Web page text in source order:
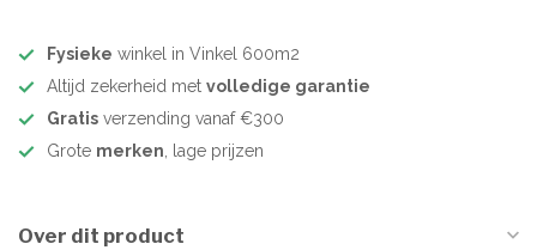
Fysieke winkel in Vinkel 600m2
Altijd zekerheid met volledige garantie
Gratis verzending vanaf €300
Grote merken, lage prijzen
Over dit product